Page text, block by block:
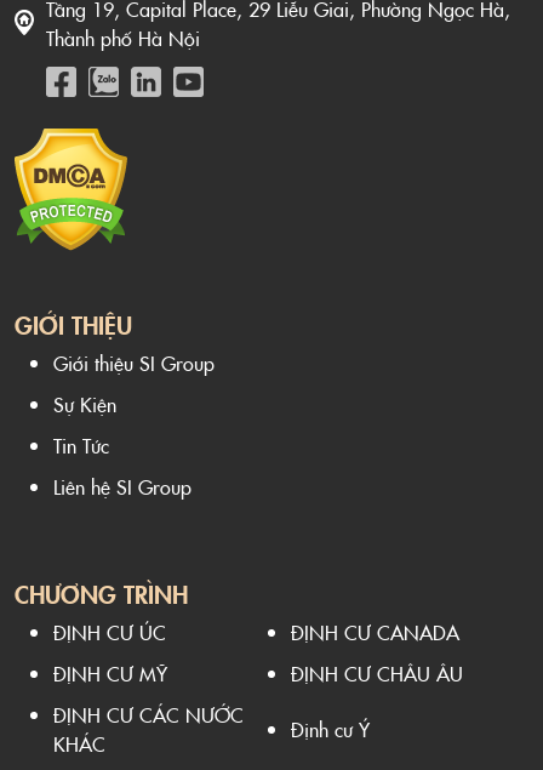
Tầng 19, Capital Place, 29 Liễu Giai, Phường Ngọc Hà,
Thành phố Hà Nội
GIỚI THIỆU
Giới thiệu SI Group
Sự Kiện
Tin Tức
Liên hệ SI Group
CHƯƠNG TRÌNH
ĐỊNH CƯ ÚC
ĐỊNH CƯ CANADA
ĐỊNH CƯ MỸ
ĐỊNH CƯ CHÂU ÂU
ĐỊNH CƯ CÁC NƯỚC
KHÁC
Định cư Ý